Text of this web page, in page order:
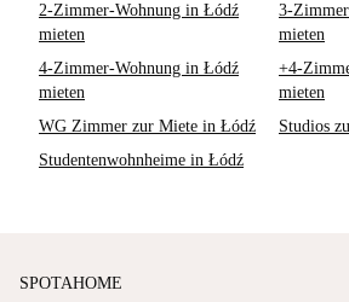
2-Zimmer-Wohnung in Łódź
mieten
3-
mieten
4-Zimmer-Wohnung in Łódź
mieten
+4-
mieten
WG Zimmer zur Miete in Łódź
Studios
Studentenwohnheime in Łódź
SPOTAHOME